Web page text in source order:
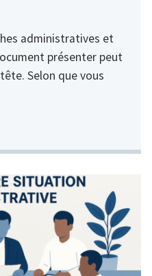
administratives et
présenter peut
Selon que vous